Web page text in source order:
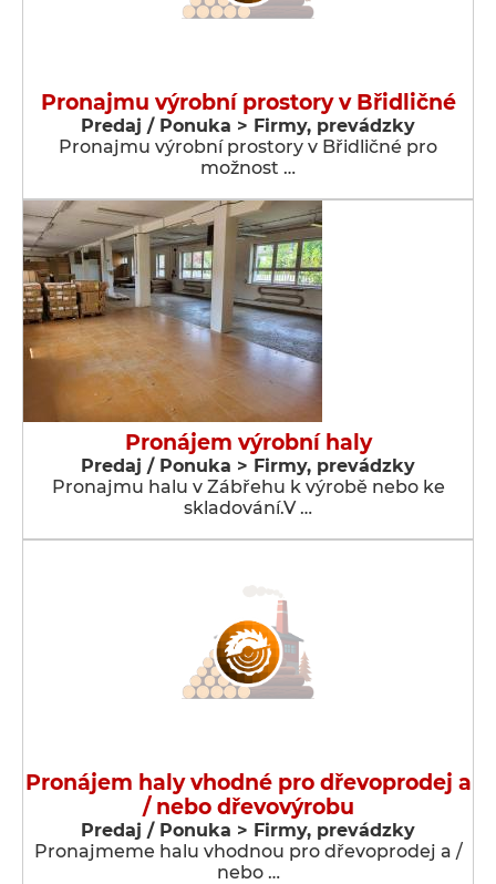
Pronajmu výrobní prostory v Břidličné
Predaj / Ponuka > Firmy, prevádzky
Pronajmu výrobní prostory v Břidličné pro
možnost …
Pronájem výrobní haly
Predaj / Ponuka > Firmy, prevádzky
Pronajmu halu v Zábřehu k výrobě nebo ke
skladování.V …
Pronájem haly vhodné pro dřevoprodej a
/ nebo dřevovýrobu
Predaj / Ponuka > Firmy, prevádzky
Pronajmeme halu vhodnou pro dřevoprodej a /
nebo …